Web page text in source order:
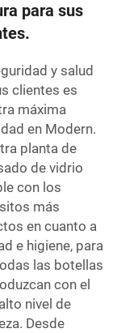
para sus
y salud
clientes es
máxima
en Modern.
planta de
de vidrio
con los
más
en cuanto a
e higiene, para
las botellas
con el
nivel de
Desde